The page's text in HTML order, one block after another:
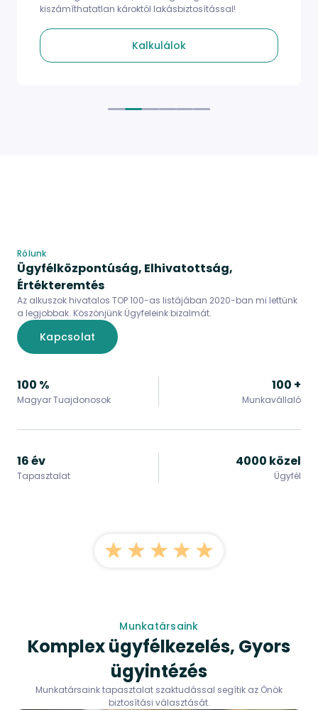
kiszámíthatatlan károktól lakásbiztosítással!
Kalkulálok
Rólunk
Ügyfélközpontúság, Elhivatottság,
Értékteremtés
Az alkuszok hivatalos TOP 100-as listájában 2020-ban mi lettünk
a legjobbak. Köszönjünk Ügyfeleink bizalmát.
Kapcsolat
100 %
Magyar Tuajdonosok
100 +
Munkavállaló
16 év
Tapasztalat
4000 közel
Ügyfél
Munkatársaink
Komplex ügyfélkezelés, Gyors
ügyintézés
Munkatársaink tapasztalat szaktudással segítik az Önök
biztosítási választását.